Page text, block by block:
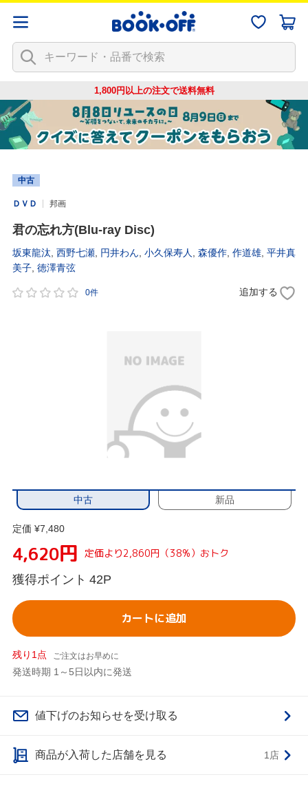
1,800円以上の注文で送料無料
中古
ＤＶＤ 邦画
君の忘れ方(Blu-ray Disc)
坂東龍汰 西野七瀬 円井わん 小久保寿人 森優作 作道雄 平井真
美子 徳澤青弦
0件 追加する
中古 新品
定価 ¥7,480
4,620円 定価より2,860円（38%）おトク
獲得ポイント 42P
カートに追加
残り1点 ご注文はお早めに
発送時期 1～5日以内に発送
値下げのお知らせを受け取る
商品が入荷した店舗を見る 1店